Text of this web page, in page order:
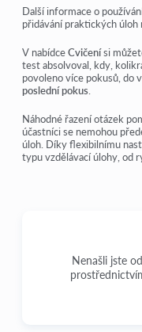
Další informace o
přidávání praktických úloh
V nabídceCvičenísi
test absolvoval, kdy,
povoleno více pokusů, do
poslední pokus
Náhodné řazení otázek
účastníci se nemohou
úloh. Díky flexibilnímu
typu vzdělávací úlohy, od
Nenašli jste